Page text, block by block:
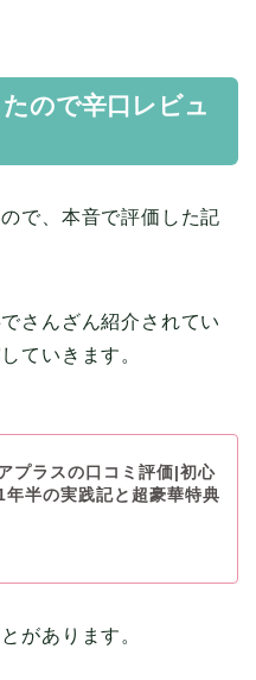
ので辛口レビュ
で、本音で評価した記
さんざん紹介されてい
ていきます。
プラスの口コミ評価|初心
年半の実践記と超豪華特典
があります。